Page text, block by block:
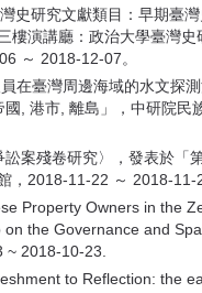
史研究文獻類目：早期臺
樓演講廳：政治大學臺灣
～ 2018-12-07。
在臺灣周邊海域的水文探
, 港市, 離島」，中研院
案殘卷研究〉，發表於「
，2018-11-22 ～ 2018-11-
Property Owners in the
the Governance and
~ 2018-10-23.
to Reflection: the